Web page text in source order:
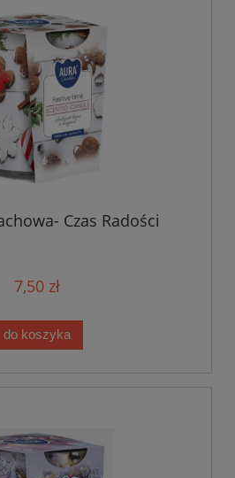
Czas Radości
7,50 zł
do koszyka